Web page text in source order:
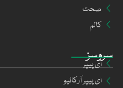
سروسز
ای پیپر
ای پیپر آرکائیو
صحت
کالم